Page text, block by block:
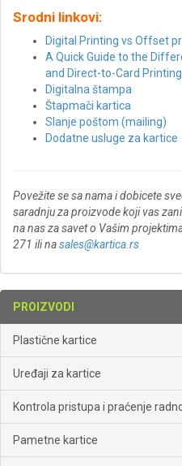
Srodni linkovi:
Digital Printing vs Offset
A Quick Guide to the
and Direct-to-Card Printing
Digitalna štampa
Štapmači kartica
Slanje poštom (mailing)
Dodatne usluge za kartice
Povežite se sa nama i dobicete
saradnju za proizvode koji vas
na nas za savet o Vašim
271 ili nasales@kartica.rs
PROIZVODI
Plastične kartice
Uređaji za kartice
Kontrola pristupa i praćenje
Pametne kartice